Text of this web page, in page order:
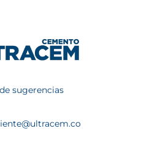
sugerencias